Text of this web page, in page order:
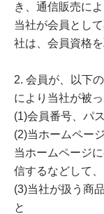
き、通信販売に
当社が会員とし
社は、会員資格
2. 会員が、以下
により当社が被
(1)会員番号、パ
(2)当ホームペー
当ホームページ
信するなどして
(3)当社が扱う商
と